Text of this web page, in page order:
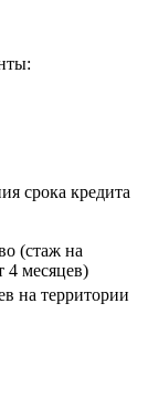
срока кредита
(стаж на
4 месяцев)
на территории